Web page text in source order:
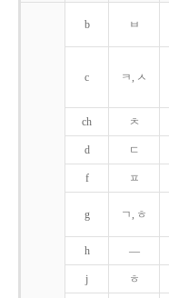
b ㅂ
c ㅋ, ㅅ
ch ㅊ
d ㄷ
f ㅍ
g ㄱ, ㅎ
h ―
j ㅎ